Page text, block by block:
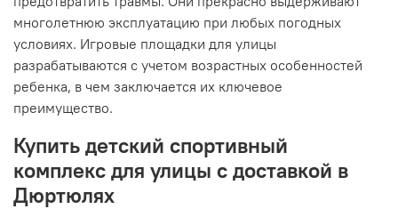
многолетнюю эксплуатацию при любых погодных
условиях. Игровые площадки для улицы
разрабатываются с учетом возрастных особенностей
ребенка, в чем заключается их ключевое
преимущество.
Купить детский спортивный
комплекс для улицы с доставкой в
Дюртюлях